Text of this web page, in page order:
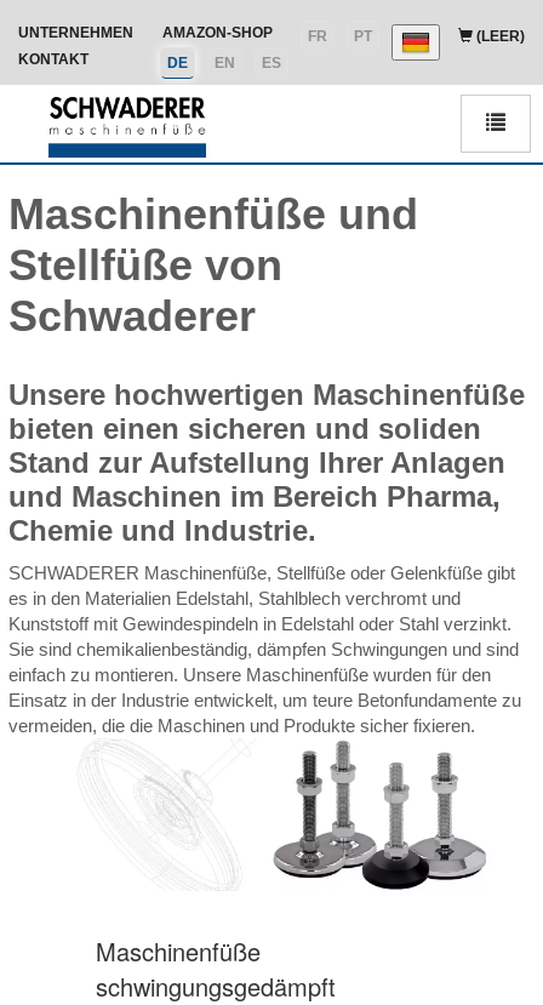
(LEER)
UNTERNEHMEN AMAZON-SHOP PT
FR
ES
EN
DE
KONTAKT
Maschinenfüße und
Stellfüße von
Schwaderer
Unsere hochwertigen Maschinenfüße
bieten einen sicheren und soliden
Stand zur Aufstellung Ihrer Anlagen
und Maschinen im Bereich Pharma,
Chemie und Industrie.
SCHWADERER Maschinenfüße, Stellfüße oder Gelenkfüße gibt
es in den Materialien Edelstahl, Stahlblech verchromt und
Kunststoff mit Gewindespindeln in Edelstahl oder Stahl verzinkt.
Sie sind chemikalienbeständig, dämpfen Schwingungen und sind
einfach zu montieren. Unsere Maschinenfüße wurden für den
Einsatz in der Industrie entwickelt, um teure Betonfundamente zu
vermeiden, die die Maschinen und Produkte sicher fixieren.